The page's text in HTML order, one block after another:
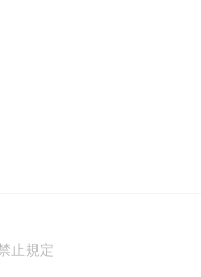
止規定(Open